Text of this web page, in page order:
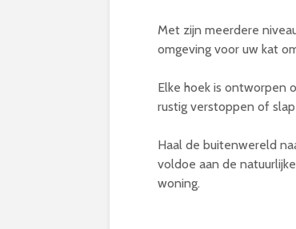
Met zijn meerdere
omgeving voor uw kat
Elke hoek is ontworpen
rustig verstoppen of
Haal de buitenwereld
voldoe aan de
woning.